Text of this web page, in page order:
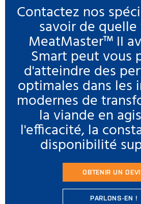
Contactez nos
savoir de
MeatMaster™ II
Smart peut vous
d'atteindre des
optimales dans les
modernes de
la viande en
l'efficacité, la
disponibilité
OBTENIR UN
PARLONS-EN !